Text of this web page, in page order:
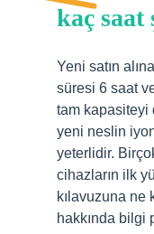
kaç
Yeni satın
süresi 6 saat
tam kapasiteyi
yeni neslin
yeterlidir.
cihazların ilk
kılavuzuna
hakkında bilgi